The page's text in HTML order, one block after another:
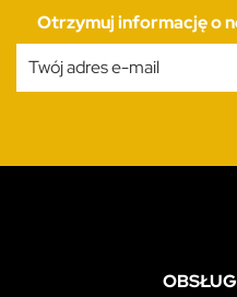
Otrzymuj informację o